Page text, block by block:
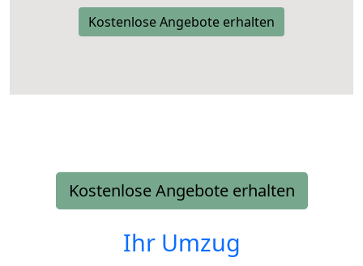
Kostenlose Angebote erhalten
Kostenlose Angebote erhalten
Ihr Umzug